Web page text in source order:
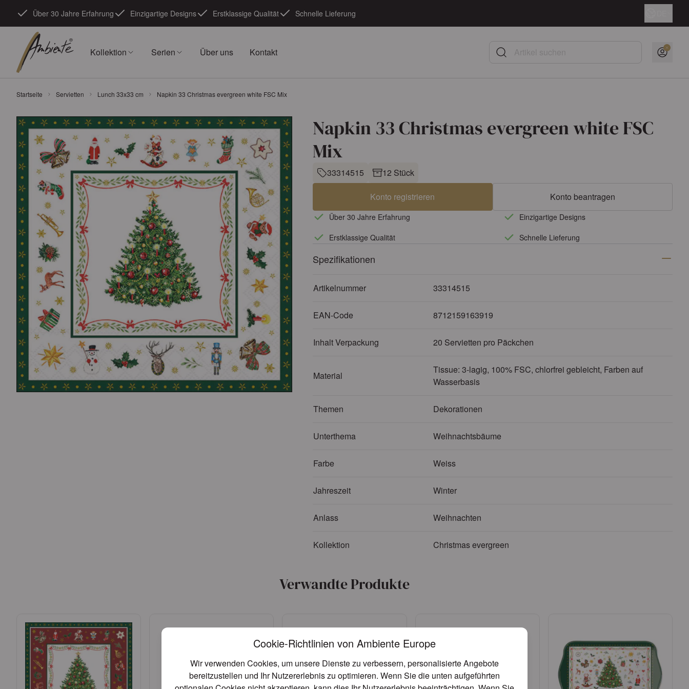
Cookie-Richtlinien von Ambiente Europe
Wir verwenden Cookies, um unsere Dienste zu verbessern, personalisierte Angebote
bereitzustellen und Ihr Nutzererlebnis zu optimieren. Wenn Sie die unten aufgeführten
Über 30 Jahre Erfahrung Einzigartige Designs Erstklassige Qualität Schnelle Lieferung
Kollektion Serien Über uns Kontakt Artikel suchen
Startseite Servietten Lunch 33x33 cm Napkin 33 Christmas evergreen white FSC Mix
Napkin 33 Christmas evergreen white FSC
Mix
33314515 12 Stück
Konto registrieren Konto beantragen
Über 30 Jahre Erfahrung
Einzigartige Designs
Erstklassige Qualität
Schnelle Lieferung
Spezifikationen
Artikelnummer 33314515
EAN-Code 8712159163919
Inhalt Verpackung 20 Servietten pro Päckchen
Material
Tissue: 3-lagig, 100% FSC, chlorfrei gebleicht, Farben auf
Wasserbasis
Themen Dekorationen
Unterthema Weihnachtsbäume
Farbe Weiss
Jahreszeit Winter
Anlass Weihnachten
Kollektion Christmas evergreen
Verwandte Produkte